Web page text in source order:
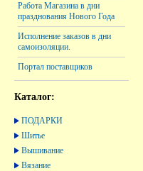
Работа Магазина в дни
празднования Нового Года
Исполнение заказов в дни
самоизоляции.
Портал поставщиков
Каталог:
ПОДАРКИ
Шитье
Вышивание
Вязание